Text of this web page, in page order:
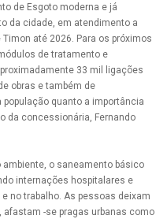
de Esgoto moderna e já
da cidade, em atendimento a
até 2026. Para os próximos
de tratamento e
33 mil ligações
obras e também de
quanto a importância
da concessionária, Fernando
ambiente, o saneamento básico
internações hospitalares e
no trabalho. As pessoas deixam
-se pragas urbanas como